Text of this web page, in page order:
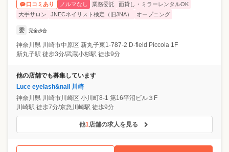
口コミあり ノルマなし 業務委託
面貸し・ミラーレンタルOK
大手サロン
JNECネイリスト検定（旧JNA） オープニング
委 完全歩合
神奈川県 川崎市中原区 新丸子東1-787-2 D-field Piccola 1F
新丸子駅 徒歩3分/武蔵小杉駅 徒歩9分
他の店舗でも募集しています
Luce eyelash&nail 川崎
神奈川県 川崎市川崎区 小川町8-1 第16平沼ビル３F
川崎駅 徒歩7分/京急川崎駅 徒歩9分
他1店舗の求人を見る